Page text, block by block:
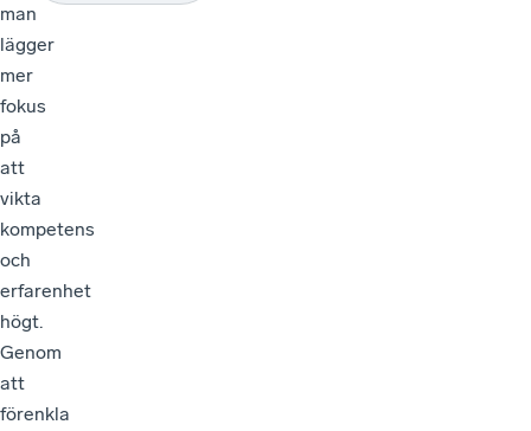
man
lägger
mer
fokus
på
att
vikta
kompetens
och
erfarenhet
högt.
Genom
att
förenkla